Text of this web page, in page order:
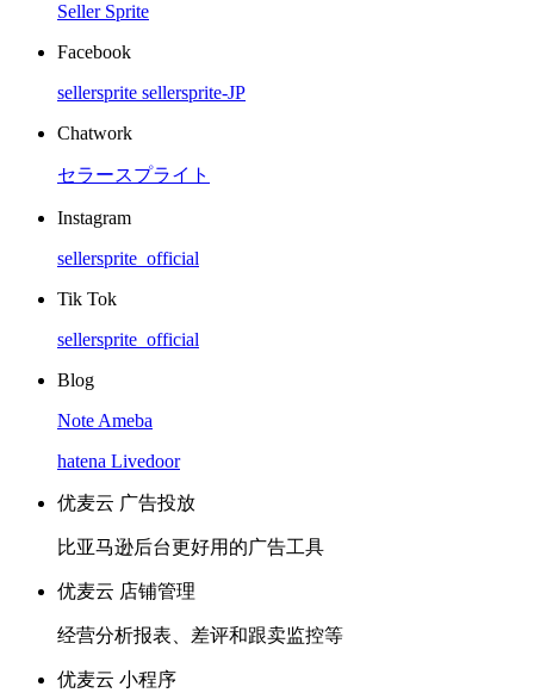
Seller Sprite
Facebook
sellersprite sellersprite-JP
Chatwork
セラースプライト
Instagram
sellersprite_official
Tik Tok
sellersprite_official
Blog
Note Ameba
hatena Livedoor
优麦云 广告投放
比亚马逊后台更好用的广告工具
优麦云 店铺管理
经营分析报表、差评和跟卖监控等
优麦云 小程序